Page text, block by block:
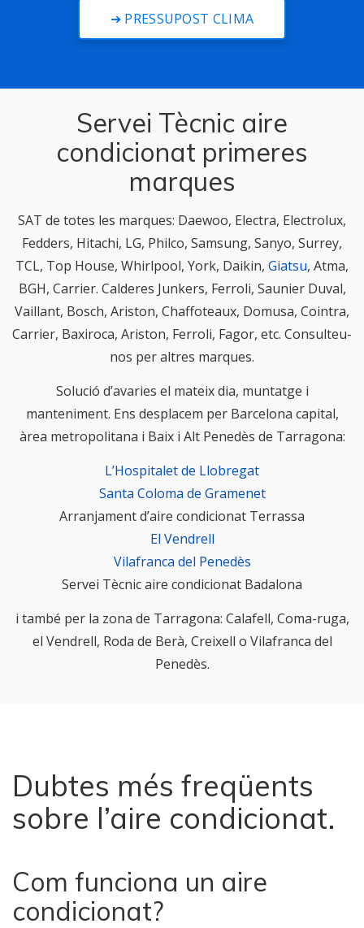
➔ PRESSUPOST CLIMA
Servei Tècnic aire
condicionat primeres
marques
SAT de totes les marques: Daewoo, Electra, Electrolux,
Fedders, Hitachi, LG, Philco, Samsung, Sanyo, Surrey,
TCL, Top House, Whirlpool, York, Daikin, Giatsu, Atma,
BGH, Carrier. Calderes Junkers, Ferroli, Saunier Duval,
Vaillant, Bosch, Ariston, Chaffoteaux, Domusa, Cointra,
Carrier, Baxiroca, Ariston, Ferroli, Fagor, etc. Consulteu-
nos per altres marques.
Solució d’avaries el mateix dia, muntatge i
manteniment. Ens desplacem per Barcelona capital,
àrea metropolitana i Baix i Alt Penedès de Tarragona:
L’Hospitalet de Llobregat
Santa Coloma de Gramenet
Arranjament d’aire condicionat Terrassa
El Vendrell
Vilafranca del Penedès
Servei Tècnic aire condicionat Badalona
i també per la zona de Tarragona: Calafell, Coma-ruga,
el Vendrell, Roda de Berà, Creixell o Vilafranca del
Penedès.
Dubtes més freqüents
sobre l’aire condicionat.
Com funciona un aire
condicionat?